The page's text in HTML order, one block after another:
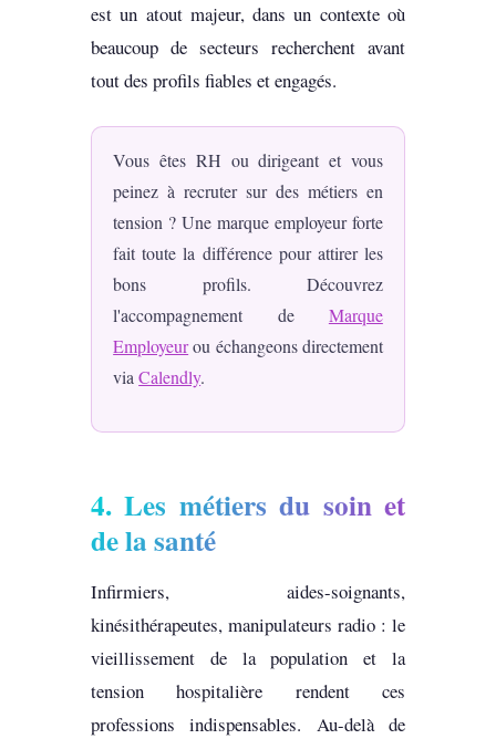
est un atout majeur, dans un contexte où
beaucoup de secteurs recherchent avant
tout des profils fiables et engagés.
Vous êtes RH ou dirigeant et vous
peinez à recruter sur des métiers en
tension ? Une marque employeur forte
fait toute la différence pour attirer les
bons profils. Découvrez
l'accompagnement de Marque
Employeurou échangeons directement
viaCalendly.
4. Les métiers du soin et
de la santé
Infirmiers, aides-soignants,
kinésithérapeutes, manipulateurs radio : le
vieillissement de la population et la
tension hospitalière rendent ces
professions indispensables. Au-delà de